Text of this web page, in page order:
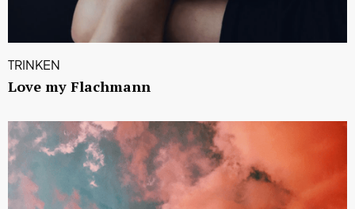
TRINKEN
Love my Flachmann